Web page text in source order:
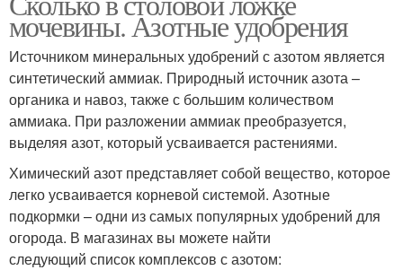
мочевины. Азотные удобрения
Источником минеральных удобрений с азотом является
синтетический аммиак. Природный источник азота –
органика и навоз, также с большим количеством
аммиака. При разложении аммиак преобразуется,
выделяя азот, который усваивается растениями.
Химический азот представляет собой вещество, которое
легко усваивается корневой системой. Азотные
подкормки – одни из самых популярных удобрений для
огорода. В магазинах вы можете найти
следующий список комплексов с азотом: